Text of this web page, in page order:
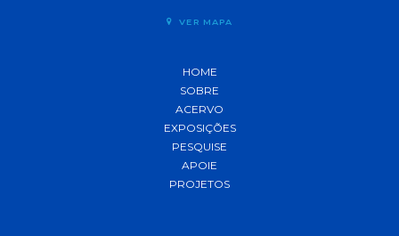
VER MAPA
HOME
SOBRE
ACERVO
EXPOSIÇÕES
PESQUISE
APOIE
PROJETOS